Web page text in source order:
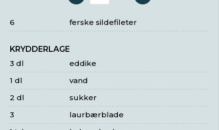
ferske sildefileter
6
KRYDDERLAGE
eddike
3 dl
vand
1 dl
sukker
2 dl
laurbærblade
3